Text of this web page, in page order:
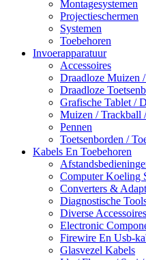
Montagesystemen
Projectieschermen
Systemen
Toebehoren
Invoerapparatuur
Accessoires
Draadloze Muizen
Draadloze
Grafische Tablet /
Muizen / Trackball
Pennen
Toetsenborden /
Kabels En Toebehoren
Computer Koeling
Converters &
Diagnostische
Diverse Accessoires
Electronic
Firewire En Usb-
Glasvezel Kabels